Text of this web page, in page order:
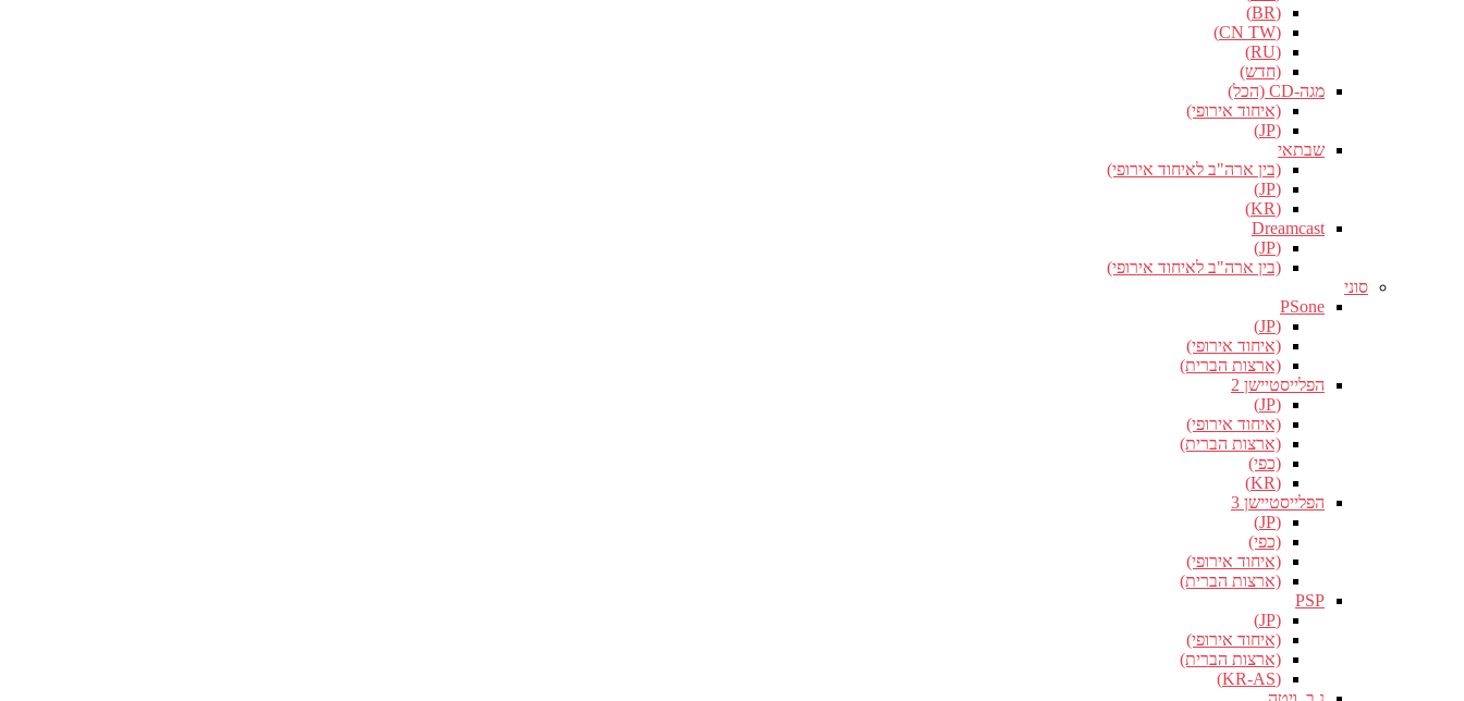
(BR)
(CN TW)
(RU)
(חדש)
מגה-CD (הכל)
(איחוד אירופי)
(JP)
שבתאי
(בין ארה"ב לאיחוד אירופי)
(JP)
(KR)
Dreamcast
(JP)
(בין ארה"ב לאיחוד אירופי)
סוני
PSone
(JP)
(איחוד אירופי)
(ארצות הברית)
הפלייסטיישן 2
(JP)
(איחוד אירופי)
(ארצות הברית)
(כפי)
(KR)
הפלייסטיישן 3
(JP)
(כפי)
(איחוד אירופי)
(ארצות הברית)
PSP
(JP)
(איחוד אירופי)
(ארצות הברית)
(KR-AS)